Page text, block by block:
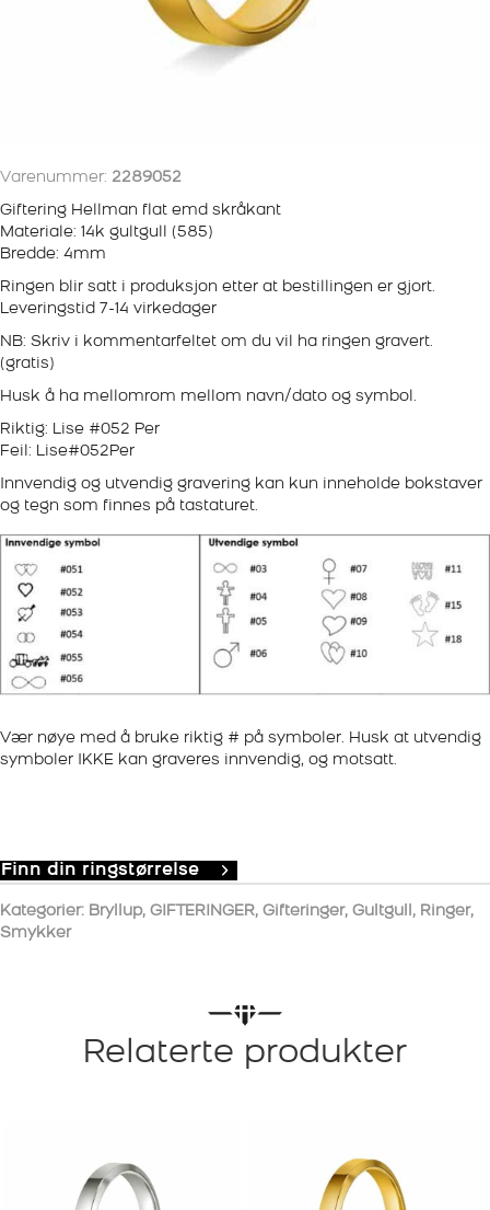
Varenummer: 2289052
Giftering Hellman flat emd skråkant
Materiale: 14k gultgull (585)
Bredde: 4mm
Ringen blir satt i produksjon etter at bestillingen er gjort.
Leveringstid 7-14 virkedager
NB: Skriv i kommentarfeltet om du vil ha ringen gravert.
(gratis)
Husk å ha mellomrom mellom navn/dato og symbol.
Riktig: Lise #052 Per
Feil: Lise#052Per
Innvendig og utvendig gravering kan kun inneholde bokstaver
og tegn som finnes på tastaturet.
Vær nøye med å bruke riktig # på symboler. Husk at utvendig
symboler IKKE kan graveres innvendig, og motsatt.
Finn din ringstørrelse
Kategorier: Bryllup, GIFTERINGER, Gifteringer, Gultgull, Ringer,
Smykker
Relaterte produkter